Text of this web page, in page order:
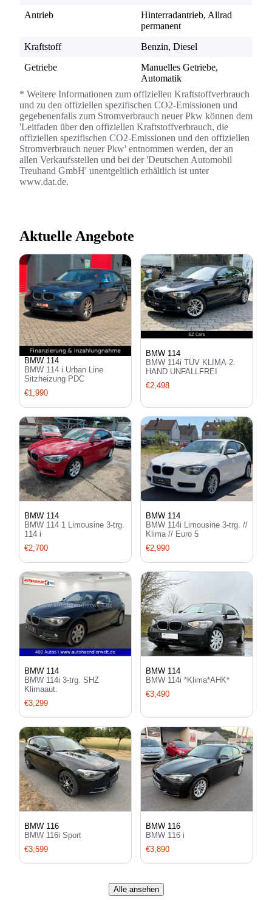
Antrieb
Hinterradantrieb, Allrad
permanent
Kraftstoff
Benzin, Diesel
Getriebe
Manuelles Getriebe,
Automatik
* Weitere Informationen zum offiziellen Kraftstoffverbrauch
und zu den offiziellen spezifischen CO2-Emissionen und
gegebenenfalls zum Stromverbrauch neuer Pkw können dem
'Leitfaden über den offiziellen Kraftstoffverbrauch, die
offiziellen spezifischen CO2-Emissionen und den offiziellen
Stromverbrauch neuer Pkw' entnommen werden, der an
allen Verkaufsstellen und bei der 'Deutschen Automobil
Treuhand GmbH' unentgeltlich erhältlich ist unter
www.dat.de.
Aktuelle Angebote
BMW 114
BMW 114 i Urban Line
Sitzheizung PDC
€1,990
BMW 114
BMW 114i TÜV KLIMA 2.
HAND UNFALLFREI
€2,498
BMW 114
BMW 114 1 Limousine 3-trg.
114 i
€2,700
BMW 114
BMW 114i Limousine 3-trg. //
Klima // Euro 5
€2,990
BMW 114
BMW 114i 3-trg. SHZ
Klimaaut.
€3,299
BMW 114
BMW 114i *Klima*AHK*
€3,490
BMW 116
BMW 116i Sport
€3,599
BMW 116
BMW 116 i
€3,890
Alle ansehen